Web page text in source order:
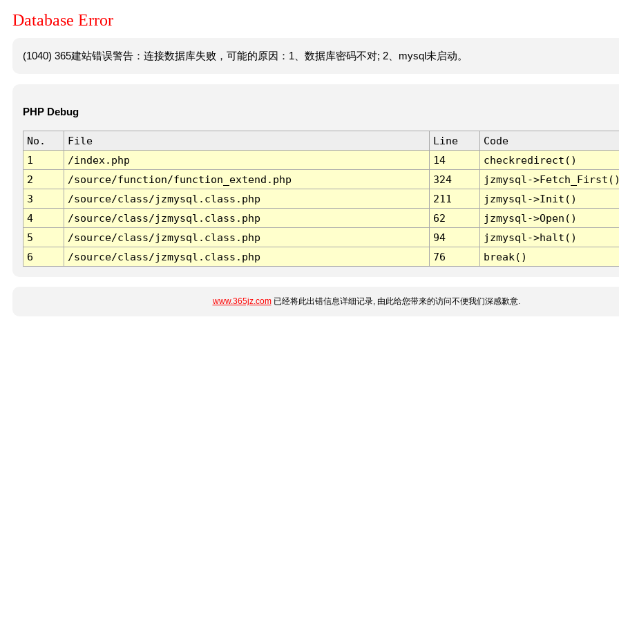
Database Error
(1040) 365建站错误警告：连接数据库失败，可能的原因：1、数据库密码不对; 2、mysql未启动。
PHP Debug
No. File Line
Code
1
/index.php 14
checkredirect()
2
/source/function/function_extend.php 324
jzmysql-
3
/source/class/jzmysql.class.php 211
jzmysql->Init()
4
/source/class/jzmysql.class.php 62
jzmysql->Open()
5
/source/class/jzmysql.class.php 94
jzmysql->halt()
6
/source/class/jzmysql.class.php 76 break()
www.365jz.com已经将此出错信息详细记录, 由此给您带来的访问不便我们深感歉意.